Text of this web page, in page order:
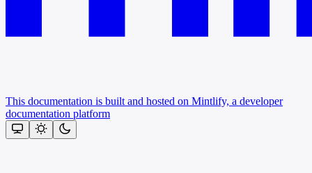
This documentation is built and hosted on Mintlify, a developer
documentation platform